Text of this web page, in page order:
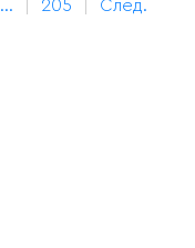
... 205 След.